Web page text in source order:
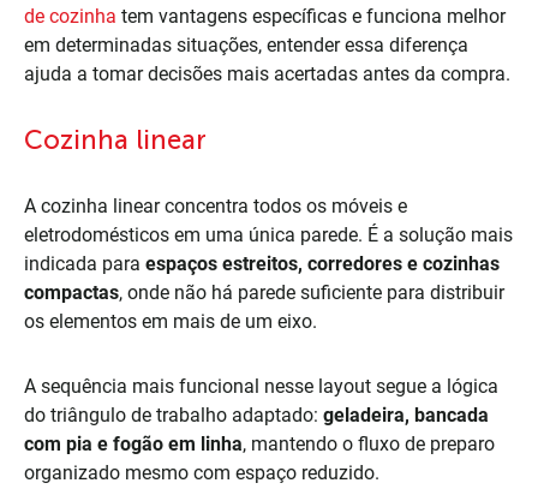
de cozinha tem vantagens específicas e funciona melhor
em determinadas situações, entender essa diferença
ajuda a tomar decisões mais acertadas antes da compra.
Cozinha linear
A cozinha linear concentra todos os móveis e
eletrodomésticos em uma única parede. É a solução mais
indicada para espaços estreitos, corredores e cozinhas
compactas, onde não há parede suficiente para distribuir
os elementos em mais de um eixo.
A sequência mais funcional nesse layout segue a lógica
do triângulo de trabalho adaptado: geladeira, bancada
com pia e fogão em linha, mantendo o fluxo de preparo
organizado mesmo com espaço reduzido.